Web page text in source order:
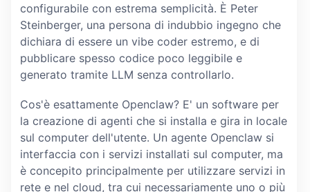
configurabile con estrema semplicità. È Peter
Steinberger, una persona di indubbio ingegno che
dichiara di essere un vibe coder estremo, e di
pubblicare spesso codice poco leggibile e
generato tramite LLM senza controllarlo.
Cos'è esattamente Openclaw? E' un software per
la creazione di agenti che si installa e gira in locale
sul computer dell'utente. Un agente Openclaw si
interfaccia con i servizi installati sul computer, ma
è concepito principalmente per utilizzare servizi in
rete e nel cloud, tra cui necessariamente uno o più